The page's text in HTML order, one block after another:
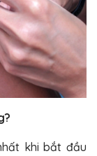
khi bắt đầu